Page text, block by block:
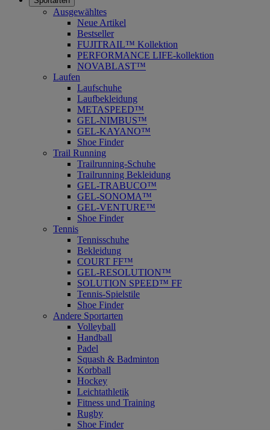
Ausgewähltes
Neue Artikel
Bestseller
FUJITRAIL™ Kollektion
PERFORMANCE LIFE-kollektion
NOVABLAST™
Laufen
Laufschuhe
Laufbekleidung
METASPEED™
GEL-NIMBUS™
GEL-KAYANO™
Shoe Finder
Trail Running
Trailrunning-Schuhe
Trailrunning Bekleidung
GEL-TRABUCO™
GEL-SONOMA™
GEL-VENTURE™
Shoe Finder
Tennis
Tennisschuhe
Bekleidung
COURT FF™
GEL-RESOLUTION™
SOLUTION SPEED™ FF
Tennis-Spielstile
Shoe Finder
Andere Sportarten
Volleyball
Handball
Padel
Squash & Badminton
Korbball
Hockey
Leichtathletik
Fitness und Training
Rugby
Shoe Finder